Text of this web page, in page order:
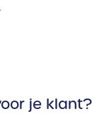
je klant?